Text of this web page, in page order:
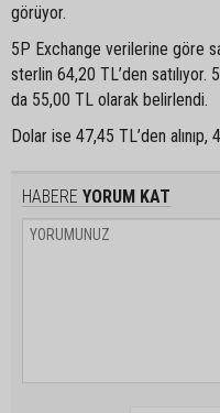
görüyor.
5P Exchange verilerine göre
sterlin 64,20 TL’den satılıyor.
da 55,00 TL olarak belirlendi.
Dolar ise 47,45 TL’den alınıp,
HABERE YORUM KAT